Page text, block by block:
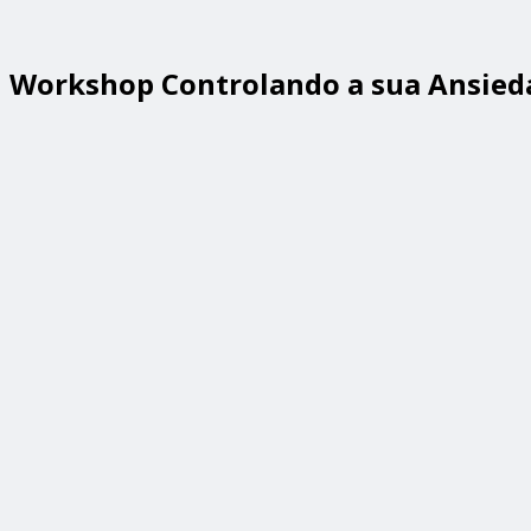
Workshop Controlando a sua